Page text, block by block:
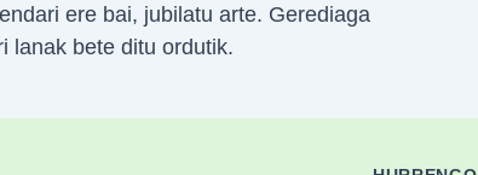
ere bai, jubilatu arte. Gerediaga
lanak bete ditu ordutik.